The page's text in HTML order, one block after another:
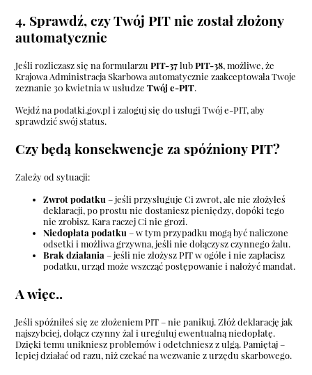
4. Sprawdź, czy Twój PIT nie został złożony
automatycznie
Jeśli rozliczasz się na formularzuPIT-37lubPIT-38, możliwe, że
Krajowa Administracja Skarbowa automatycznie zaakceptowała Twoje
zeznanie 30 kwietnia w usłudzeTwój e-PIT.
Wejdź napodatki.gov.pl i zaloguj się do usługi Twój e-PIT, aby
sprawdzić swój status.
Czy będą konsekwencje za spóźniony PIT?
Zależy od sytuacji:
Zwrot podatku – jeśli przysługuje Ci zwrot, ale nie złożyłeś
deklaracji, po prostu nie dostaniesz pieniędzy, dopóki tego
nie zrobisz. Kara raczej Ci nie grozi.
Niedopłata podatku – w tym przypadku mogą być naliczone
odsetki i możliwa grzywna, jeśli nie dołączysz czynnego żalu.
Brak działania – jeśli nie złożysz PIT w ogóle i nie zapłacisz
podatku, urząd może wszcząć postępowanie i nałożyć mandat.
A więc..
Jeśli spóźniłeś się ze złożeniem PIT – nie panikuj. Złóż deklarację jak
najszybciej, dołącz czynny żal i ureguluj ewentualną niedopłatę.
Dzięki temu unikniesz problemów i odetchniesz z ulgą. Pamiętaj –
lepiej działać od razu, niż czekać na wezwanie z urzędu skarbowego.